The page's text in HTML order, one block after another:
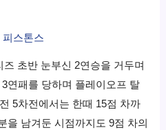
스톤스
초반 눈부신 2연승을 거두며
연패를 당하며 플레이오프 탈
5차전에서는 한때 15점 차까
을 남겨둔 시점까지도 9점 차의